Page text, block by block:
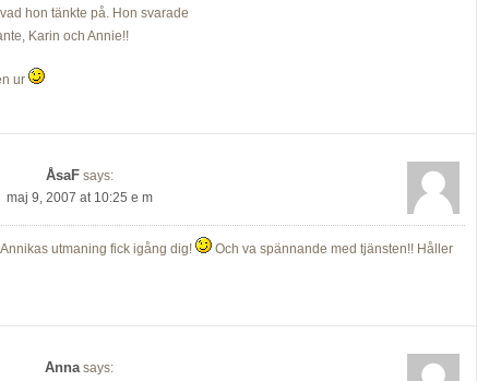
hon tänkte på. Hon svarade
Karin och Annie!!
ur
ÅsaF says:
maj 9, 2007 at 10:25 e m
utmaning fick igång dig! Och va spännande med tjänsten!! Håller
Anna says: